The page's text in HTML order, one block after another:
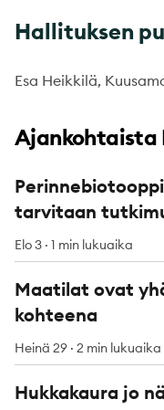
Hallituksen
Esa Heikkilä,
Ajankohtaista
tarvitaan
Elo 3 · 1 min lukuaika
Maatilat ovat
kohteena
Heinä 29 · 2 min lukuaika
Hukkakaura jo